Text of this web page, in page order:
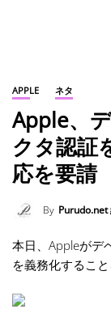
APPLE ネタ
Apple、
クタ認証
応を要請
By Purudo.net
本日、Appleがデ
を義務化すること